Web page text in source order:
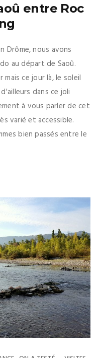
entre Roc
Drôme, nous avons
au départ de Saoû.
ce jour là, le soleil
dans ce joli
à vous parler de cet
varié et accessible.
bien passés entre le